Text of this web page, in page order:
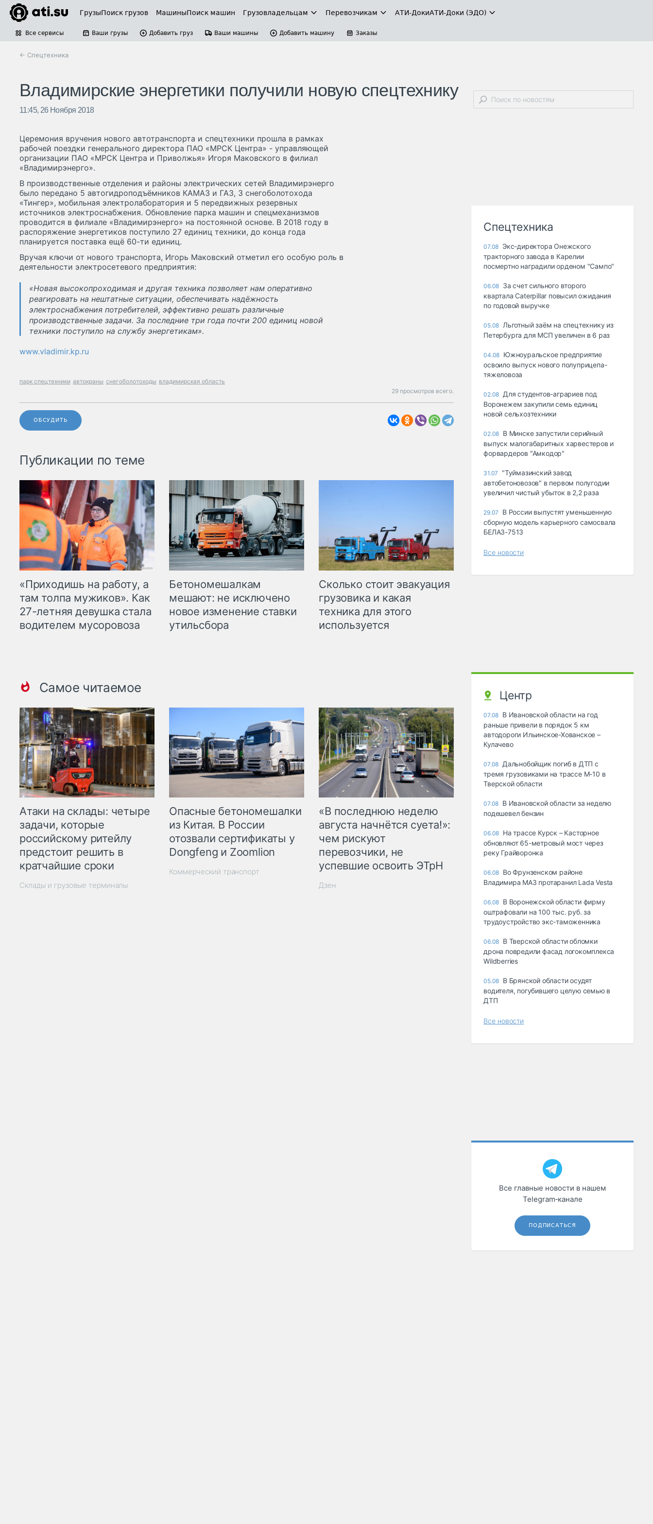
ГрузыПоиск грузов МашиныПоиск машин Грузовладельцам Перевозчикам АТИ-ДокиАТИ-Доки (ЭДО)
Все сервисы Ваши грузы Добавить груз Ваши машины Добавить машину Заказы
← Спецтехника
Владимирские энергетики получили новую спецтехнику
11:45, 26 Ноября 2018
Церемония вручения нового автотранспорта и спецтехники прошла в рамках
рабочей поездки генерального директора ПАО «МРСК Центра» - управляющей
организации ПАО «МРСК Центра и Приволжья» Игоря Маковского в филиал
«Владимирэнерго».
В производственные отделения и районы электрических сетей Владимирэнерго
было передано 5 автогидроподъёмников КАМАЗ и ГАЗ, 3 снегоболотохода
«Тингер», мобильная электролаборатория и 5 передвижных резервных
источников электроснабжения. Обновление парка машин и спецмеханизмов
проводится в филиале «Владимирэнерго» на постоянной основе. В 2018 году в
распоряжение энергетиков поступило 27 единиц техники, до конца года
планируется поставка ещё 60-ти единиц.
Вручая ключи от нового транспорта, Игорь Маковский отметил его особую роль в
деятельности электросетевого предприятия:
«Новая высокопроходимая и другая техника позволяет нам оперативно
реагировать на нештатные ситуации, обеспечивать надёжность
электроснабжения потребителей, эффективно решать различные
производственные задачи. За последние три года почти 200 единиц новой
техники поступило на службу энергетикам».
www.vladimir.kp.ru
парк спецтехники автокраны снегоболотоходы владимирская область
29 просмотров всего.
ОБСУДИТЬ
Публикации по теме
«Приходишь на работу, а
там толпа мужиков». Как
27-летняя девушка стала
водителем мусоровоза
Бетономешалкам
мешают: не исключено
новое изменение ставки
утильсбора
Сколько стоит эвакуация
грузовика и какая
техника для этого
используется
Самое читаемое
Атаки на склады: четыре
задачи, которые
российскому ритейлу
предстоит решить в
кратчайшие сроки
Склады и грузовые терминалы
Опасные бетономешалки
из Китая. В России
отозвали сертификаты у
Dongfeng и Zoomlion
Коммерческий транспорт
«В последнюю неделю
августа начнётся суета!»:
чем рискуют
перевозчики, не
успевшие освоить ЭТрН
Дзен
Спецтехника
07.08 Экс-директора Онежского
тракторного завода в Карелии
посмертно наградили орденом "Сампо"
06.08 За счет сильного второго
квартала Caterpillar повысил ожидания
по годовой выручке
05.08 Льготный заём на спецтехнику из
Петербурга для МСП увеличен в 6 раз
04.08 Южноуральское предприятие
освоило выпуск нового полуприцепа-
тяжеловоза
02.08 Для студентов-аграриев под
Воронежем закупили семь единиц
новой сельхозтехники
02.08 В Минске запустили серийный
выпуск малогабаритных харвестеров и
форвардеров "Амкодор"
31.07
"Туймазинский завод
автобетоновозов" в первом полугодии
увеличил чистый убыток в 2,2 раза
29.07
В России выпустят уменьшенную
сборную модель карьерного самосвала
БЕЛАЗ-7513
Все новости
Центр
07.08 В Ивановской области на год
раньше привели в порядок 5 км
автодороги Ильинское-Хованское –
Кулачево
07.08 Дальнобойщик погиб в ДТП с
тремя грузовиками на трассе М-10 в
Тверской области
07.08 В Ивановской области за неделю
подешевел бензин
06.08 На трассе Курск – Касторное
обновляют 65-метровый мост через
реку Грайворонка
06.08 Во Фрунзенском районе
Владимира МАЗ протаранил Lada Vesta
06.08 В Воронежской области фирму
оштрафовали на 100 тыс. руб. за
трудоустройство экс-таможенника
06.08 В Тверской области обломки
дрона повредили фасад логокомплекса
Wildberries
05.08 В Брянской области осудят
водителя, погубившего целую семью в
ДТП
Все новости
Все главные новости в нашем
Telegram‑канале
ПОДПИСАТЬСЯ